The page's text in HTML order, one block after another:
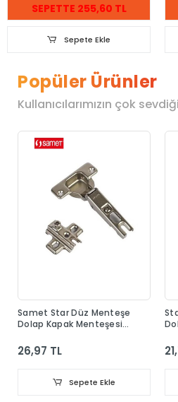
SEPETTE 255,60 TL
Sepete Ekle
Popüler Ürünler
Kullanıcılarımızın çok
Samet Star Düz Menteşe
Dolap Kapak Menteşesi
26,97 TL
Sepete Ekle